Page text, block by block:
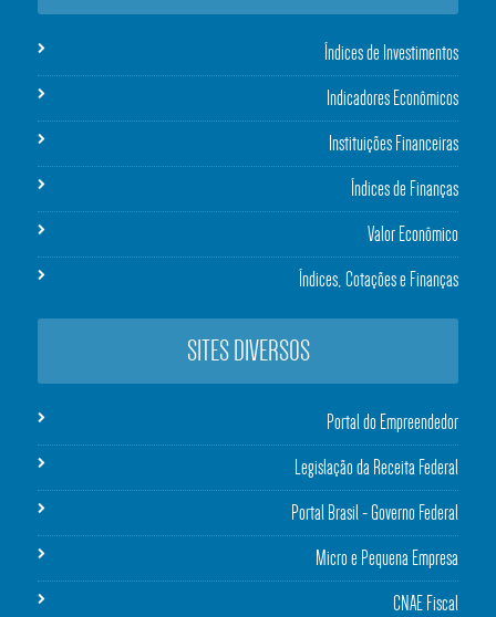
Índices de Investimentos
Indicadores Econômicos
Instituições Financeiras
Índices de Finanças
Valor Econômico
Índices, Cotações e Finanças
SITES DIVERSOS
Portal do Empreendedor
Legislação da Receita Federal
Portal Brasil - Governo Federal
Micro e Pequena Empresa
CNAE Fiscal